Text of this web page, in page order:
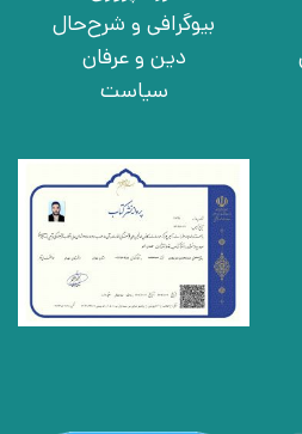
بیوگرافی و شرح‌حال
دین و عرفان
سیاست